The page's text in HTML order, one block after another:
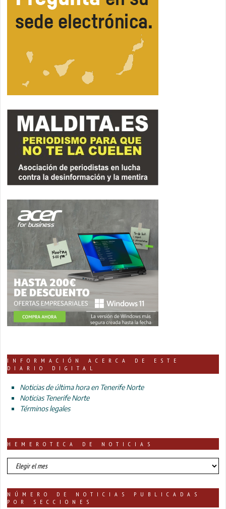
INFORMACIÓN ACERCA DE ESTE
DIARIO DIGITAL
Noticias de última hora en Tenerife Norte
Noticias Tenerife Norte
Términos legales
HEMEROTECA DE NOTICIAS
HEMEROTECA
DE
NÚMERO DE NOTICIAS PUBLICADAS
POR SECCIONES